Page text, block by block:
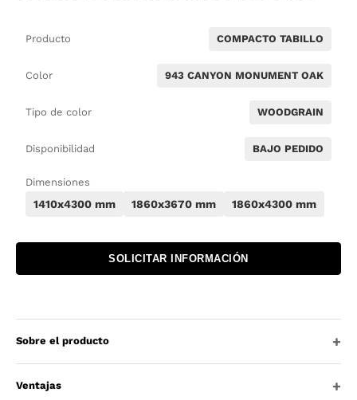
Producto COMPACTO TABILLO
Color 943 CANYON MONUMENT OAK
Tipo de color WOODGRAIN
Disponibilidad BAJO PEDIDO
Dimensiones
1410x4300 mm 1860x3670 mm 1860x4300 mm
SOLICITAR INFORMACIÓN
Sobre el producto
Ventajas